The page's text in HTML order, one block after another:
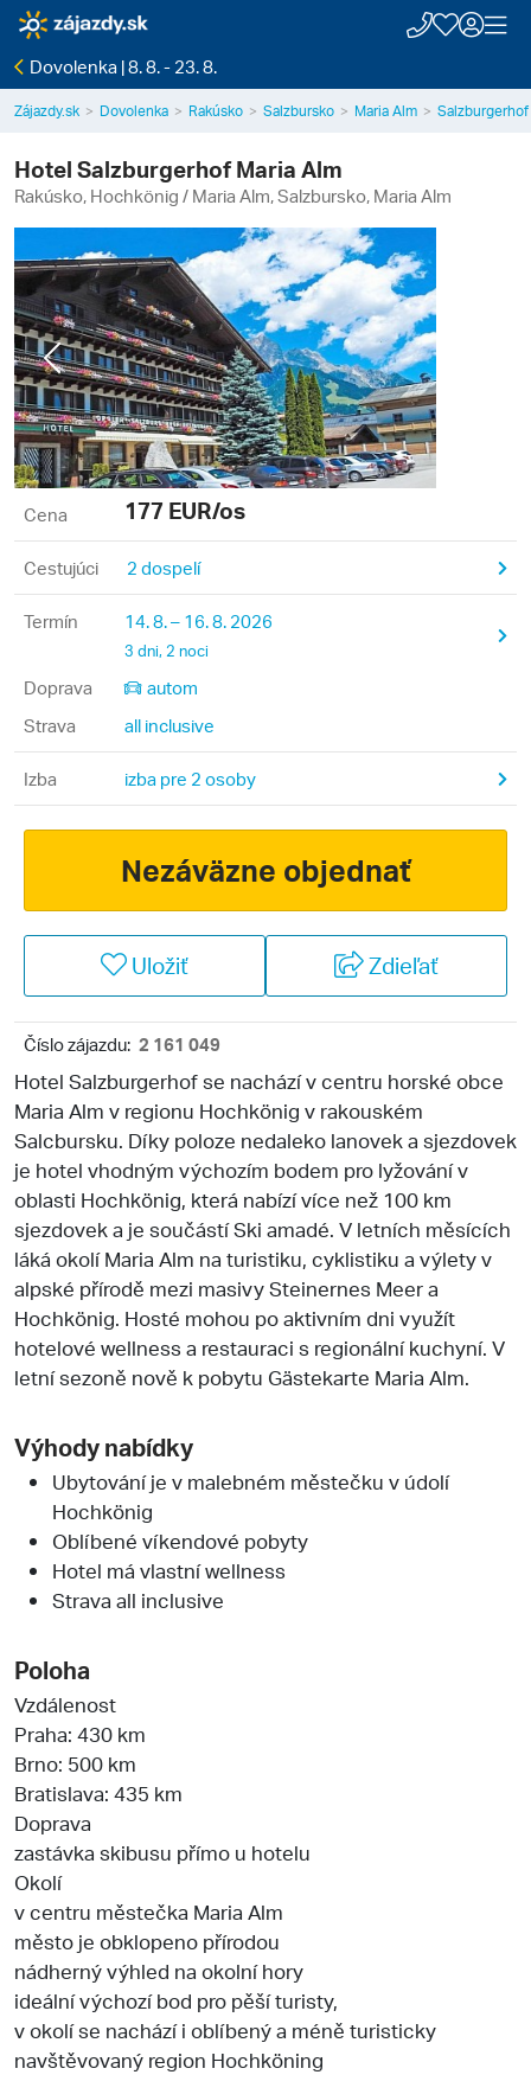
Dovolenka | 8. 8. - 23. 8.
Zájazdy.sk Dovolenka Rakúsko Salzbursko Maria Alm
Hotel Salzburgerhof Maria Alm
Rakúsko, Hochkönig / Maria Alm, Salzbursko, Maria Alm
Previous
Cena 177 EUR/os
Cestujúci 2 dospelí
Termín 14. 8. – 16. 8. 2026
3 dni, 2 noci
Doprava
autom
Strava
all inclusive
Izba izba pre 2 osoby
Nezáväzne objednať
Uložiť Zdieľať
Číslo zájazdu: 2 161 049
Hotel Salzburgerhof se nachází v centru horské obce
Maria Alm v regionu Hochkönig v rakouském
Salcbursku. Díky poloze nedaleko lanovek a sjezdovek
je hotel vhodným výchozím bodem pro lyžování v
oblasti Hochkönig, která nabízí více než 100 km
sjezdovek a je součástí Ski amadé. V letních měsících
láká okolí Maria Alm na turistiku, cyklistiku a výlety v
alpské přírodě mezi masivy Steinernes Meer a
Hochkönig. Hosté mohou po aktivním dni využít
hotelové wellness a restauraci s regionální kuchyní. V
letní sezoně nově k pobytu Gästekarte Maria Alm.
Výhody nabídky
Ubytování je v malebném městečku v údolí
Hochkönig
Oblíbené víkendové pobyty
Hotel má vlastní wellness
Strava all inclusive
Poloha
Vzdálenost
Praha: 430 km
Brno: 500 km
Bratislava: 435 km
Doprava
zastávka skibusu přímo u hotelu
Okolí
v centru městečka Maria Alm
město je obklopeno přírodou
nádherný výhled na okolní hory
ideální výchozí bod pro pěší turisty,
v okolí se nachází i oblíbený a méně turisticky
navštěvovaný region Hochköning